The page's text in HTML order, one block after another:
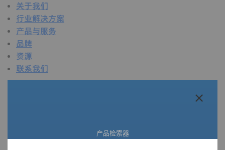
关于我们
行业解决方案
产品与服务
品牌
资源
联系我们
产品检索器